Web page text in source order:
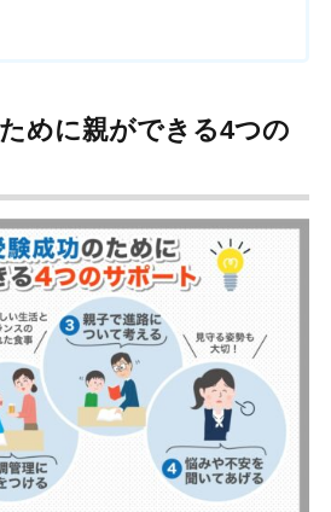
めに親ができる4つの